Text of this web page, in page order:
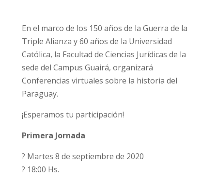
En el marco de los 150 años de la Guerra de la
Triple Alianza y 60 años de la Universidad
Católica, la Facultad de Ciencias Jurídicas de la
sede del Campus Guairá, organizará
Conferencias virtuales sobre la historia del
Paraguay.
¡Esperamos tu participación!
Primera Jornada
? Martes 8 de septiembre de 2020
? 18:00 Hs.